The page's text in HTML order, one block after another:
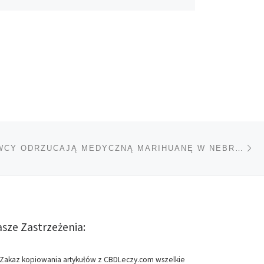
Zastrzeżenia:
Zakaz kopiowania artykułów z CBDLeczy.com wszelkie